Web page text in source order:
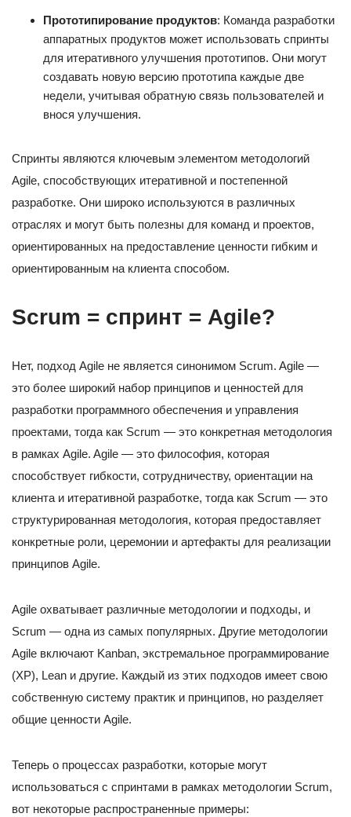
Прототипирование продуктов: Команда разработки
аппаратных продуктов может использовать спринты
для итеративного улучшения прототипов. Они могут
создавать новую версию прототипа каждые две
недели, учитывая обратную связь пользователей и
внося улучшения.
Спринты являются ключевым элементом методологий
Agile, способствующих итеративной и постепенной
разработке. Они широко используются в различных
отраслях и могут быть полезны для команд и проектов,
ориентированных на предоставление ценности гибким и
ориентированным на клиента способом.
Scrum = спринт = Agile?
Нет, подход Agile не является синонимом Scrum. Agile —
это более широкий набор принципов и ценностей для
разработки программного обеспечения и управления
проектами, тогда как Scrum — это конкретная методология
в рамках Agile. Agile — это философия, которая
способствует гибкости, сотрудничеству, ориентации на
клиента и итеративной разработке, тогда как Scrum — это
структурированная методология, которая предоставляет
конкретные роли, церемонии и артефакты для реализации
принципов Agile.
Agile охватывает различные методологии и подходы, и
Scrum — одна из самых популярных. Другие методологии
Agile включают Kanban, экстремальное программирование
(XP), Lean и другие. Каждый из этих подходов имеет свою
собственную систему практик и принципов, но разделяет
общие ценности Agile.
Теперь о процессах разработки, которые могут
использоваться с спринтами в рамках методологии Scrum,
вот некоторые распространенные примеры: